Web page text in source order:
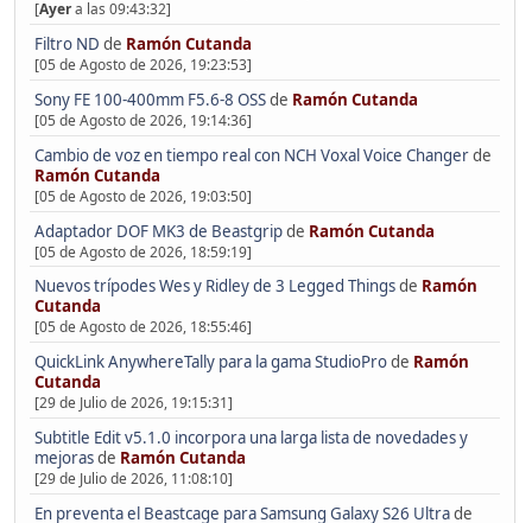
[Ayera las 09:43:32]
Filtro ND de Ramón Cutanda
[05 de Agosto de 2026, 19:23:53]
Sony FE 100-400mm F5.6-8 OSSde Ramón Cutanda
[05 de Agosto de 2026, 19:14:36]
Cambio de voz en tiempo real con NCH Voxal Voice Changerde
Ramón Cutanda
[05 de Agosto de 2026, 19:03:50]
Adaptador DOF MK3 de Beastgripde Ramón Cutanda
[05 de Agosto de 2026, 18:59:19]
Nuevos trípodes Wes y Ridley de 3 Legged Thingsde Ramón
Cutanda
[05 de Agosto de 2026, 18:55:46]
QuickLink AnywhereTally para la gama StudioProde Ramón
Cutanda
[29 de Julio de 2026, 19:15:31]
Subtitle Edit v5.1.0 incorpora una larga lista de novedades y
mejorasde Ramón Cutanda
[29 de Julio de 2026, 11:08:10]
En preventa el Beastcage para Samsung Galaxy S26 Ultrade